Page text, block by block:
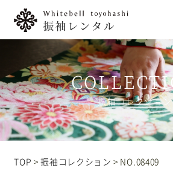
トップ
Whitebellについて
プラン
振袖コレクション
TOP 振袖コレクション NO.08409